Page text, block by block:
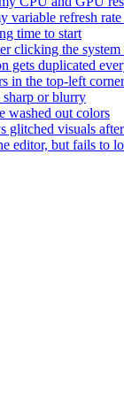
variable refresh
time to start
clicking the system
gets duplicated
in the top-left
sharp or blurry
washed out colors
glitched visuals
editor, but fails to